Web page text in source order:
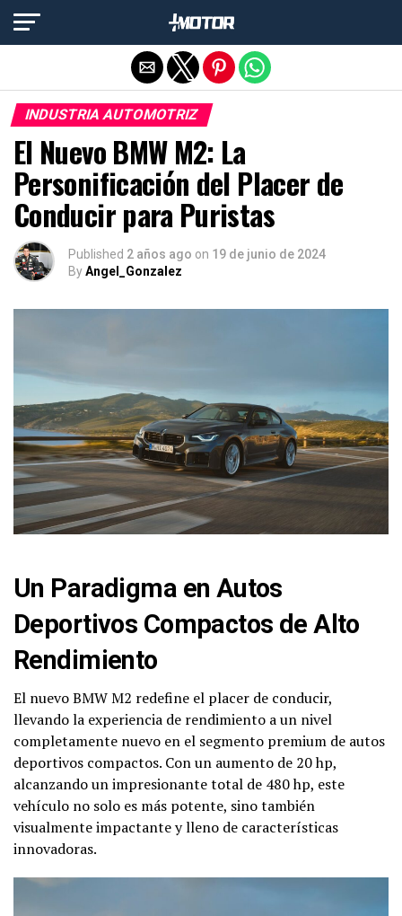
INDUSTRIA AUTOMOTRIZ
El Nuevo BMW M2: La
Personificación del Placer de
Conducir para Puristas
Published 2 años ago on 19 de junio de 2024
ByAngel_Gonzalez
Un Paradigma en Autos
Deportivos Compactos de Alto
Rendimiento
El nuevo BMW M2 redefine el placer de conducir,
llevando la experiencia de rendimiento a un nivel
completamente nuevo en el segmento premium de autos
deportivos compactos. Con un aumento de 20 hp,
alcanzando un impresionante total de 480 hp, este
vehículo no solo es más potente, sino también
visualmente impactante y lleno de características
innovadoras.
Salir de la versión móvil